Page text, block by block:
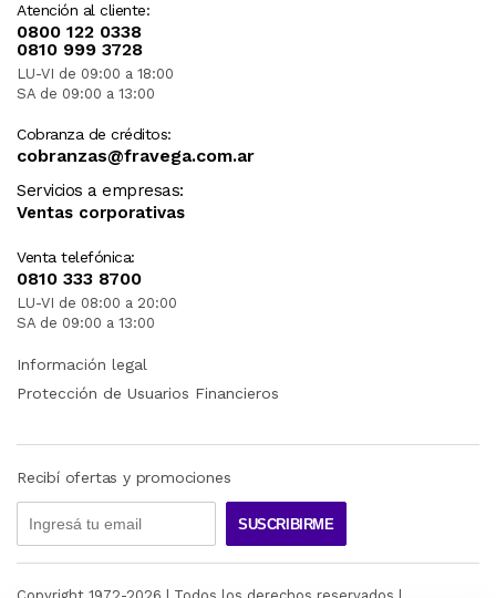
Atención al cliente:
0800 122 0338
0810 999 3728
LU-VI de 09:00 a 18:00
SA de 09:00 a 13:00
Cobranza de créditos:
cobranzas@fravega.com.ar
Servicios a empresas:
Ventas corporativas
Venta telefónica:
0810 333 8700
LU-VI de 08:00 a 20:00
SA de 09:00 a 13:00
Información legal
Protección de Usuarios Financieros
Recibí ofertas y promociones
SUSCRIBIRME